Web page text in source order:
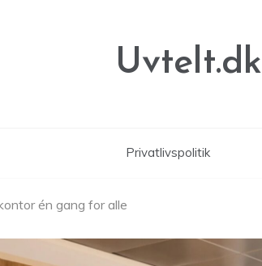
Uvtelt.dk
Privatlivspolitik
én gang for alle